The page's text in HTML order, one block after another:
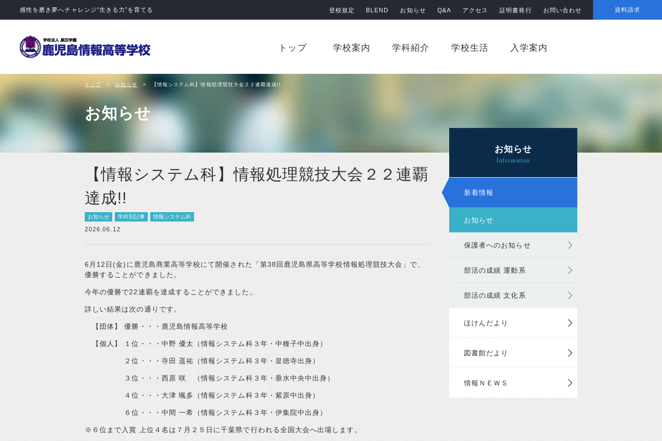
学校法人 原田学園 鹿児島情報高等学校
トップ 学校案内 学科紹介 学校生活 入学案内
登校規定 BLEND お知らせ Q&A アクセス 証明書発行 お問い合わせ 資料請求
お知らせ
トップ お知らせ 【情報システム科】情報処理競技大会２２連覇達成!!
【情報システム科】情報処理競技大会２２連覇
達成!!
お知らせ 学科別記事 情報システム科
2026.06.12
6月12日(金)に鹿児島商業高等学校にて開催された「第38回鹿児島県高等学校情報処理競技大会」で、
優勝することができました。
今年の優勝で22連覇を達成することができました。
詳しい結果は次の通りです。
【団体】 優勝・・・鹿児島情報高等学校
【個人】 １位・・・中野 優太（情報システム科３年・中種子中出身）
２位・・・寺田 遥祐（情報システム科３年・皇徳寺出身）
３位・・・西原 咲 （情報システム科３年・垂水中央中出身）
４位・・・大津 颯多（情報システム科３年・紫原中出身）
６位・・・中間 一希（情報システム科３年・伊集院中出身）
※６位まで入賞 上位４名は７月２５日に千葉県で行われる全国大会へ出場します。
お知らせ
新着情報
お知らせ
保護者へのお知らせ
部活の成績 運動系
部活の成績 文化系
ほけんだより
図書館だより
情報ＮＥＷＳ